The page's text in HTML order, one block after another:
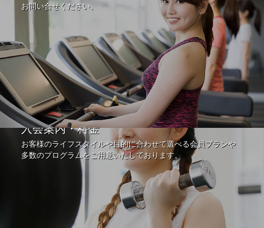
お問い合せください。
入会案内・料金
お客様のライフスタイルや目的に合わせて選べる会員プランや
多数のプログラムをご用意いたしております。